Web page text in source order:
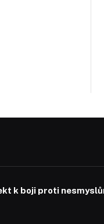
k boji proti